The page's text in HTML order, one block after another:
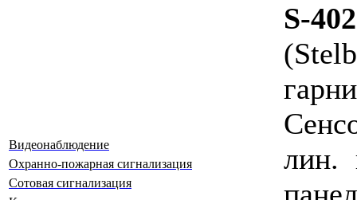
Видеонаблюдение
Охранно-пожарная сигнализация
Сотовая сигнализация
S-402
лин.